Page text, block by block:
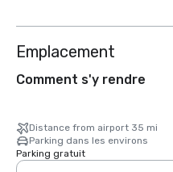
Emplacement
Comment s'y rendre
Distance from airport 35 mi
Parking dans les environs
Parking gratuit